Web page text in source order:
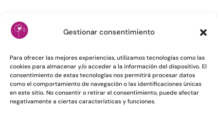
Gestionar consentimiento
Para ofrecer las mejores experiencias, utilizamos tecnologías como las
cookies para almacenar y/o acceder a la información del dispositivo. El
consentimiento de estas tecnologías nos permitirá procesar datos
como el comportamiento de navegación o las identificaciones únicas
en este sitio. No consentir o retirar el consentimiento, puede afectar
negativamente a ciertas características y funciones.